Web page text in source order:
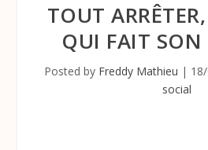
TOUT
QUI FAIT
Posted by Freddy Mathieu |
social